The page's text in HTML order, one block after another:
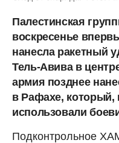
Палестинская
воскресенье
нанесла ракетный
Тель-Авива в
армия позднее
в Рафахе,
использовали
Подконтрольное